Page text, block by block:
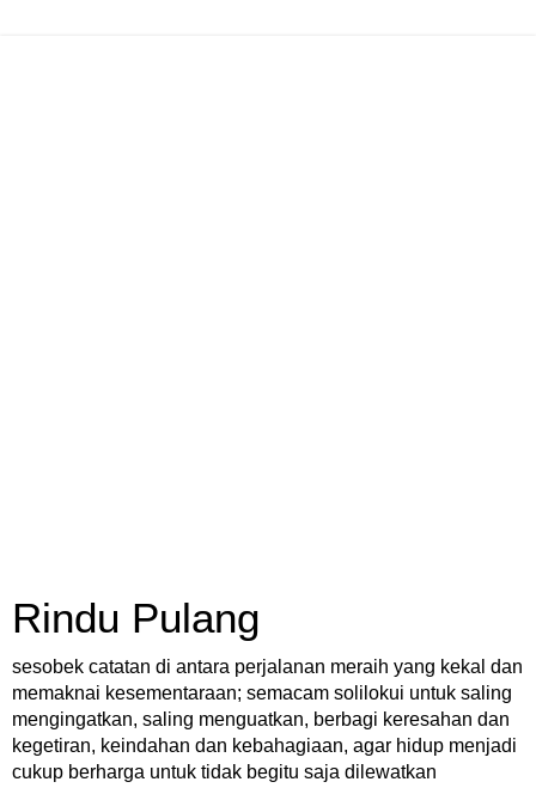
Rindu Pulang
sesobek catatan di antara perjalanan meraih yang kekal dan
memaknai kesementaraan; semacam solilokui untuk saling
mengingatkan, saling menguatkan, berbagi keresahan dan
kegetiran, keindahan dan kebahagiaan, agar hidup menjadi
cukup berharga untuk tidak begitu saja dilewatkan